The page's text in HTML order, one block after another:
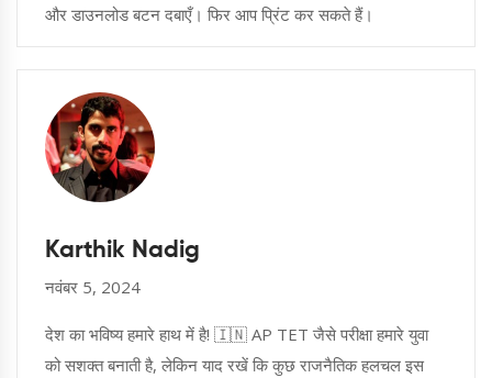
और डाउनलोड बटन दबाएँ। फिर आप प्रिंट कर सकते हैं।
Karthik Nadig
नवंबर 5, 2024
देश का भविष्य हमारे हाथ में है! 🇮🇳 AP TET जैसे परीक्षा हमारे युवा
को सशक्त बनाती है, लेकिन याद रखें कि कुछ राजनैतिक हलचल इस